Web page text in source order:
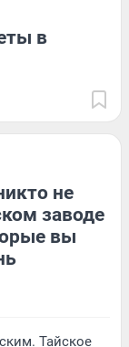
в
не
заводе
вы
Тайское